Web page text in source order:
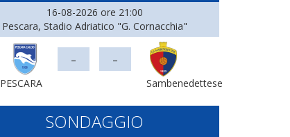
16-08-2026 ore 21:00
Pescara, Stadio Adriatico "G. Cornacchia"
PESCARA
- -
Sambenedettese
SONDAGGIO